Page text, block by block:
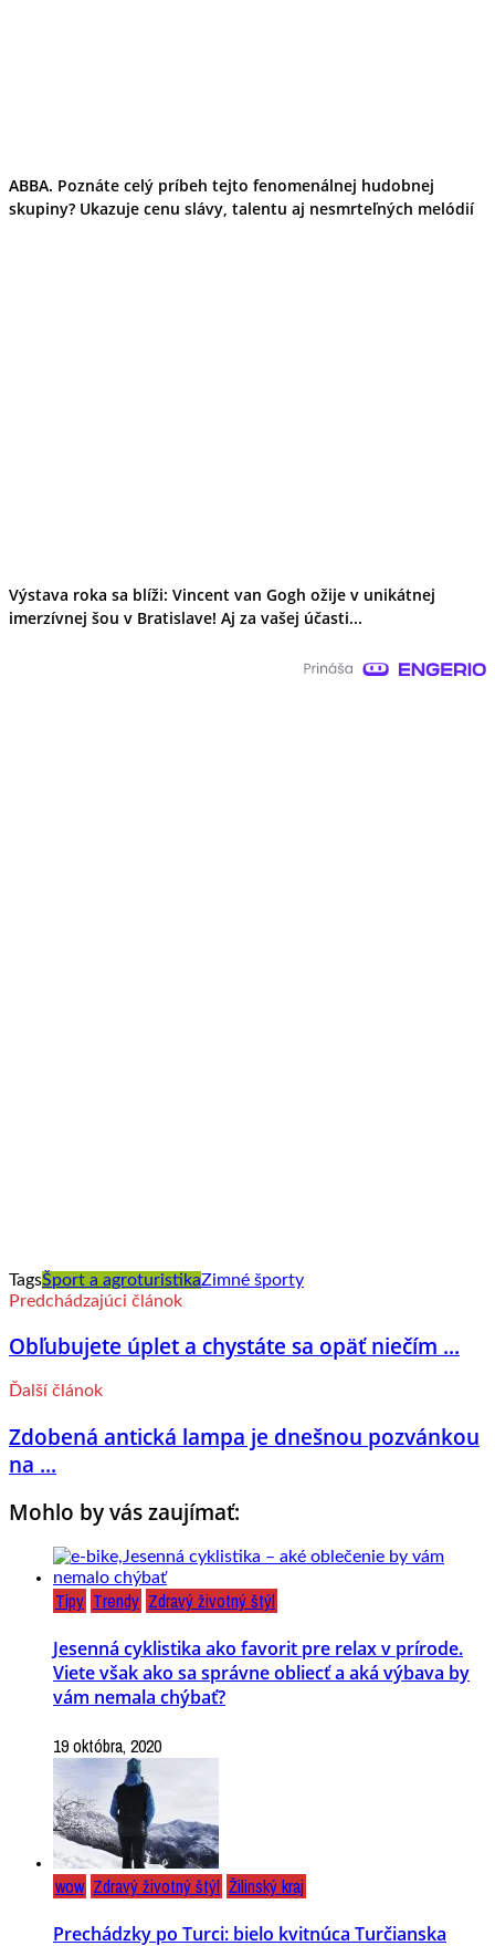
ABBA. Poznáte celý príbeh tejto fenomenálnej hudobnej
skupiny? Ukazuje cenu slávy, talentu aj nesmrteľných melódií
Výstava roka sa blíži: Vincent van Gogh ožije v unikátnej
imerzívnej šou v Bratislave! Aj za vašej účasti...
TagsŠport a agroturistikaZimné športy
Predchádzajúci článok
Obľubujete úplet a chystáte sa opäť niečím ...
Ďalší článok
Zdobená antická lampa je dnešnou pozvánkou
na ...
Mohlo by vás zaujímať:
Tipy Trendy Zdravý životný štýl
Jesenná cyklistika ako favorit pre relax v prírode.
Viete však ako sa správne obliecť a aká výbava by
vám nemala chýbať?
19 októbra, 2020
wow Zdravý životný štýl Žilinský kraj
Prechádzky po Turci: bielo kvitnúca Turčianska